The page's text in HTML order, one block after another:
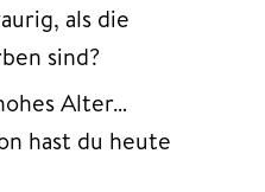
als die
sind?
Alter…
hast du heute